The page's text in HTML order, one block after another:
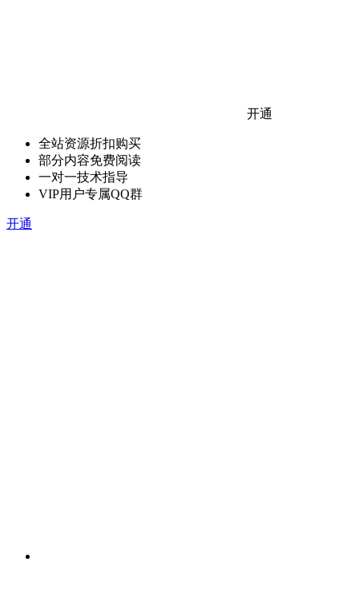
开通
全站资源折扣购买
部分内容免费阅读
一对一技术指导
VIP用户专属QQ群
开通